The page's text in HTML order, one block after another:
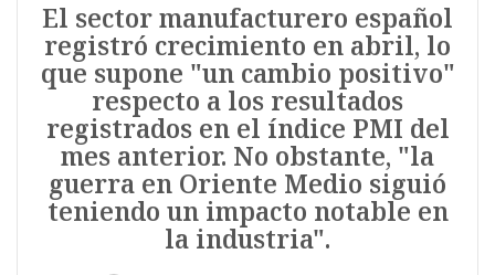
El sector manufacturero español
registró crecimiento en abril, lo
que supone "un cambio positivo"
respecto a los resultados
registrados en el índice PMI del
mes anterior. No obstante, "la
guerra en Oriente Medio siguió
teniendo un impacto notable en
la industria".